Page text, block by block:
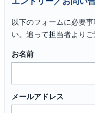
以下のフォームに必要
い。追って担当者よりご
お名前
メールアドレス